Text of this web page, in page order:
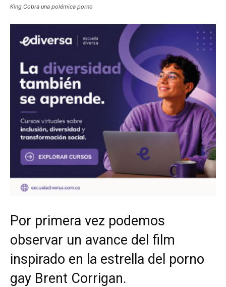
King Cobra una polémica porno
Por primera vez podemos
observar un avance del film
inspirado en la estrella del porno
gay Brent Corrigan.